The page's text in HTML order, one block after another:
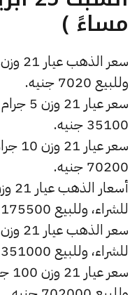
مساءً )
وللبيع 7020 جنيه.
35100 جنيه.
70200 جنيه.
للشراء، وللبيع 175500 جنيه.
للشراء، وللبيع 351000 جنيه.